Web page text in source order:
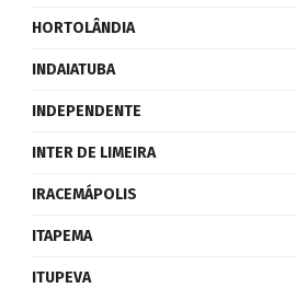
HORTOLÂNDIA
INDAIATUBA
INDEPENDENTE
INTER DE LIMEIRA
IRACEMÁPOLIS
ITAPEMA
ITUPEVA